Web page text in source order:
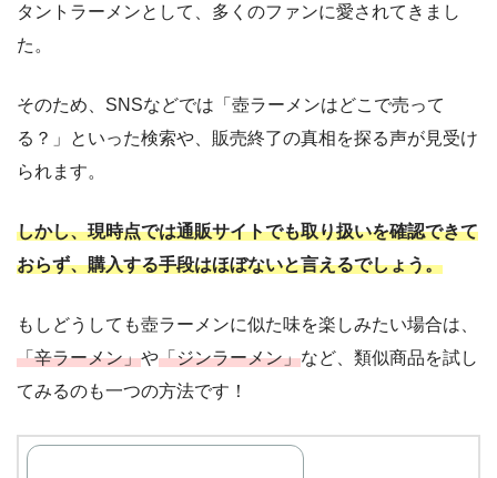
タントラーメンとして、多くのファンに愛されてきまし
た。
​そのため、SNSなどでは「壺ラーメンはどこで売って
る？」といった検索や、販売終了の真相を探る声が見受け
られます。​
しかし、現時点では通販サイトでも取り扱いを確認できて
おらず、購入する手段はほぼないと言えるでしょう。​
もしどうしても壺ラーメンに似た味を楽しみたい場合は、
「辛ラーメン」や「ジンラーメン」など、類似商品を試し
てみるのも一つの方法です！